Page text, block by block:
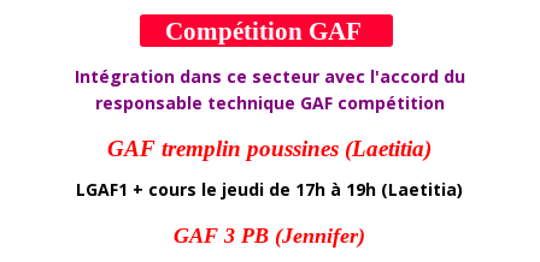
Compétition GAF
Intégration dans ce secteur avec l'accord du
responsable technique GAF compétition
GAF tremplin poussines (Laetitia)
LGAF1 + cours le jeudi de 17h à 19h (Laetitia)
GAF 3 PB (Jennifer)